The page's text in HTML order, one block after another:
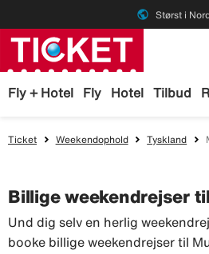
public Størst i
Fly + Hotel Fly Hotel Tilbud
Ticket Weekendophold Tyskland
Billige weekendrejser
Und dig selv en herlig
booke billige weekendrejser til